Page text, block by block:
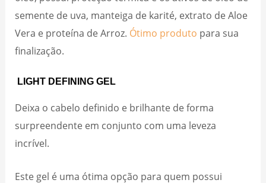
semente de uva, manteiga de karité, extrato de Aloe
Vera e proteína de Arroz. Ótimo produto para sua
finalização.
LIGHT DEFINING GEL
Deixa o cabelo definido e brilhante de forma
surpreendente em conjunto com uma leveza
incrível.
Este gel é uma ótima opção para quem possui